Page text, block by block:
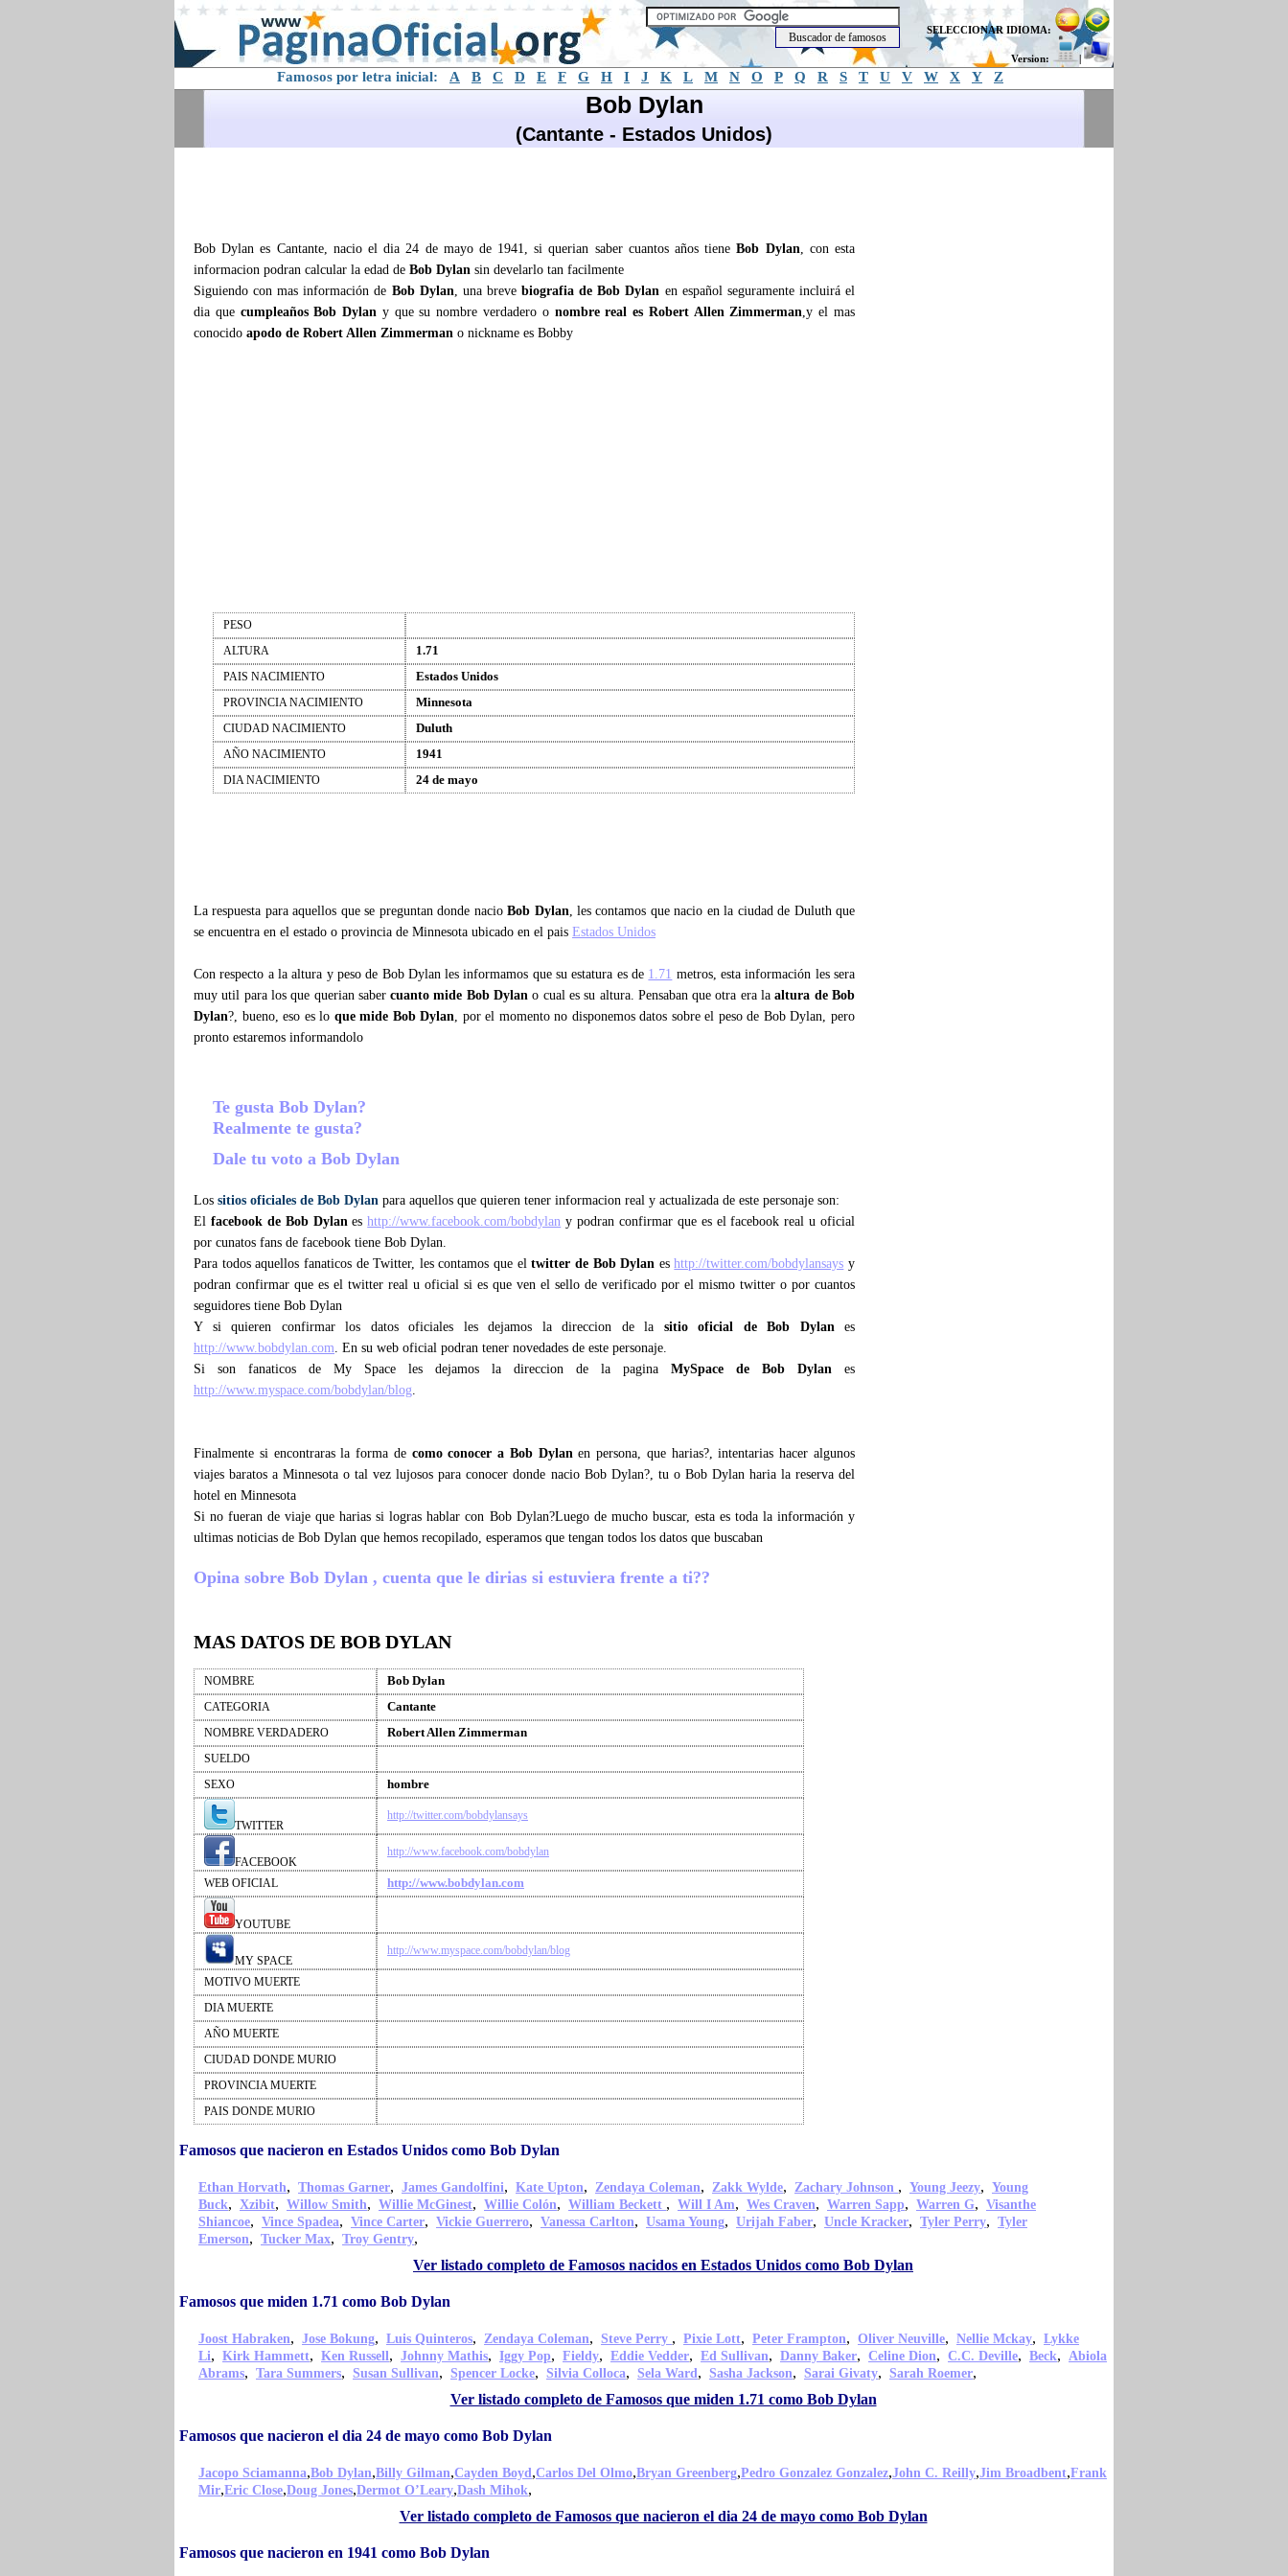
SELECCIONAR IDIOMA:
Version: |
Famosos por letra inicial: A B C D E F G H I J K L M N O P Q R S T U V W X Y Z
Bob Dylan
(Cantante - Estados Unidos)
Bob Dylan es Cantante, nacio el dia 24 de mayo de 1941, si querian saber cuantos años tieneBob Dylan, con esta
informacion podran calcular la edad de Bob Dylan sin develarlo tan facilmente
Siguiendo con mas información de Bob Dylan, una brevebiografia de Bob Dylan en español seguramente incluirá el
dia que cumpleaños Bob Dylan y que su nombre verdadero o nombre real es Robert Allen Zimmerman,y el mas
conocido apodo de Robert Allen Zimmerman o nickname es Bobby
PESO
ALTURA
1.71
PAIS NACIMIENTO Estados Unidos
PROVINCIA NACIMIENTO Minnesota
CIUDAD NACIMIENTO Duluth
AÑO NACIMIENTO 1941
DIA NACIMIENTO 24 de mayo
La respuesta para aquellos que se preguntan donde nacioBob Dylan, les contamos que nacio en la ciudad de Duluth que
se encuentra en el estado o provincia de Minnesota ubicado en el pais Estados Unidos
Con respecto a la altura y peso de Bob Dylan les informamos que su estatura es de 1.71 metros, esta información les sera
muy util para los que querian sabercuanto mide Bob Dylan o cual es su altura. Pensaban que otra era laaltura de Bob
Dylan?, bueno, eso es lo que mide Bob Dylan, por el momento no disponemos datos sobre el peso de Bob Dylan, pero
pronto estaremos informandolo
Te gusta Bob Dylan?
Realmente te gusta?
Dale tu voto a Bob Dylan
Los sitios oficiales de Bob Dylan para aquellos que quieren tener informacion real y actualizada de este personaje son:
El facebook de Bob Dylaneshttp://www.facebook.com/bobdylan y podran confirmar que es el facebook real u oficial
por cunatos fans de facebook tiene Bob Dylan.
Para todos aquellos fanaticos de Twitter, les contamos que eltwitter de Bob Dylan eshttp://twitter.com/bobdylansays y
podran confirmar que es el twitter real u oficial si es que ven el sello de verificado por el mismo twitter o por cuantos
seguidores tiene Bob Dylan
Y si quieren confirmar los datos oficiales les dejamos la direccion de la sitio oficial de Bob Dylanes
http://www.bobdylan.com. En su web oficial podran tener novedades de este personaje.
Si son fanaticos de My Space les dejamos la direccion de la pagina MySpace de Bob Dylan es
http://www.myspace.com/bobdylan/blog.
Finalmente si encontraras la forma de como conocer a Bob Dylanen persona, que harias?, intentarias hacer algunos
viajes baratos a Minnesota o tal vez lujosos para conocer donde nacio Bob Dylan?, tu o Bob Dylan haria la reserva del
hotel en Minnesota
Si no fueran de viaje que harias si logras hablar con Bob Dylan?Luego de mucho buscar, esta es toda la información y
ultimas noticias de Bob Dylan que hemos recopilado, esperamos que tengan todos los datos que buscaban
Opina sobre Bob Dylan , cuenta que le dirias si estuviera frente a ti??
MAS DATOS DE BOB DYLAN
NOMBRE Bob Dylan
CATEGORIA Cantante
NOMBRE VERDADERO Robert Allen Zimmerman
SUELDO
SEXO
hombre
TWITTER
http://twitter.com/bobdylansays
FACEBOOK
http://www.facebook.com/bobdylan
WEB OFICIAL http://www.bobdylan.com
YOUTUBE
MY SPACE
http://www.myspace.com/bobdylan/blog
MOTIVO MUERTE
DIA MUERTE
AÑO MUERTE
CIUDAD DONDE MURIO
PROVINCIA MUERTE
PAIS DONDE MURIO
Famosos que nacieron en Estados Unidos como Bob Dylan
Ethan Horvath, Thomas Garner, James Gandolfini, Kate Upton, Zendaya Coleman, Zakk Wylde, Zachary Johnson , Young Jeezy, Young
Buck, Xzibit, Willow Smith, Willie McGinest, Willie Colón, William Beckett , Will I Am, Wes Craven, Warren Sapp, Warren G, Visanthe
Shiancoe, Vince Spadea, Vince Carter, Vickie Guerrero, Vanessa Carlton, Usama Young, Urijah Faber, Uncle Kracker, Tyler Perry, Tyler
Emerson, Tucker Max, Troy Gentry,
Ver listado completo de Famosos nacidos en Estados Unidos como Bob Dylan
Famosos que miden 1.71 como Bob Dylan
Joost Habraken, Jose Bokung, Luis Quinteros, Zendaya Coleman, Steve Perry , Pixie Lott, Peter Frampton, Oliver Neuville, Nellie Mckay, Lykke
Li, Kirk Hammett, Ken Russell, Johnny Mathis, Iggy Pop, Fieldy, Eddie Vedder, Ed Sullivan, Danny Baker, Celine Dion, C.C. Deville, Beck, Abiola
Abrams, Tara Summers, Susan Sullivan, Spencer Locke, Silvia Colloca, Sela Ward, Sasha Jackson, Sarai Givaty, Sarah Roemer,
Ver listado completo de Famosos que miden 1.71 como Bob Dylan
Famosos que nacieron el dia 24 de mayo como Bob Dylan
Jacopo Sciamanna,Bob Dylan,Billy Gilman,Cayden Boyd,Carlos Del Olmo,Bryan Greenberg,Pedro Gonzalez Gonzalez,John C. Reilly,Jim Broadbent,Frank
Mir,Eric Close,Doug Jones,Dermot O’Leary,Dash Mihok,
Ver listado completo de Famosos que nacieron el dia 24 de mayo como Bob Dylan
Famosos que nacieron en 1941 como Bob Dylan